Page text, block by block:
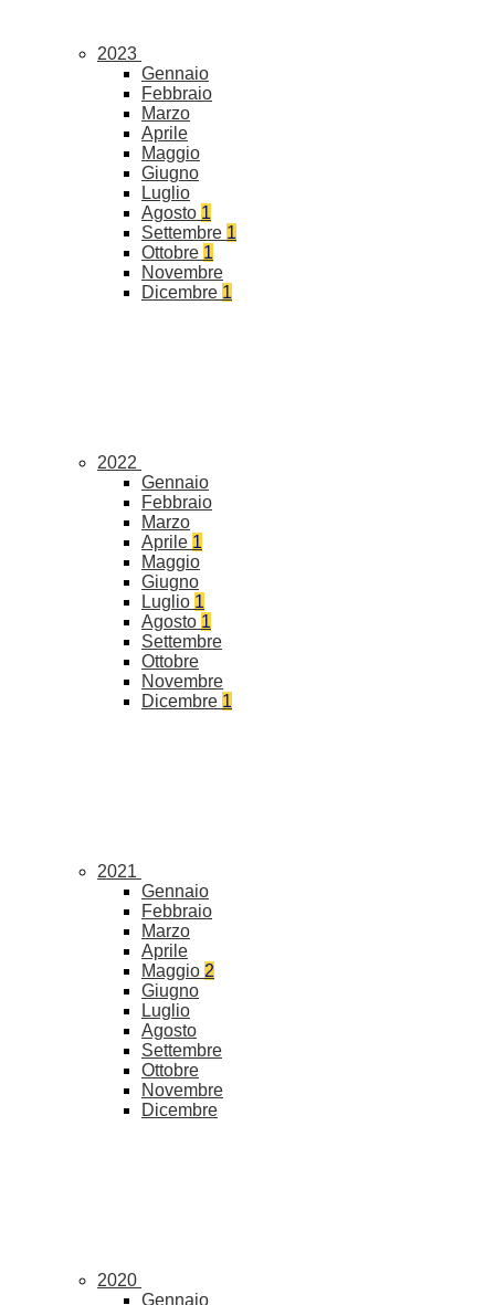
2023
Gennaio
Febbraio
Marzo
Aprile
Maggio
Giugno
Luglio
Agosto 1
Settembre 1
Ottobre 1
Novembre
Dicembre 1
2022
Gennaio
Febbraio
Marzo
Aprile 1
Maggio
Giugno
Luglio 1
Agosto 1
Settembre
Ottobre
Novembre
Dicembre 1
2021
Gennaio
Febbraio
Marzo
Aprile
Maggio 2
Giugno
Luglio
Agosto
Settembre
Ottobre
Novembre
Dicembre
2020
Gennaio